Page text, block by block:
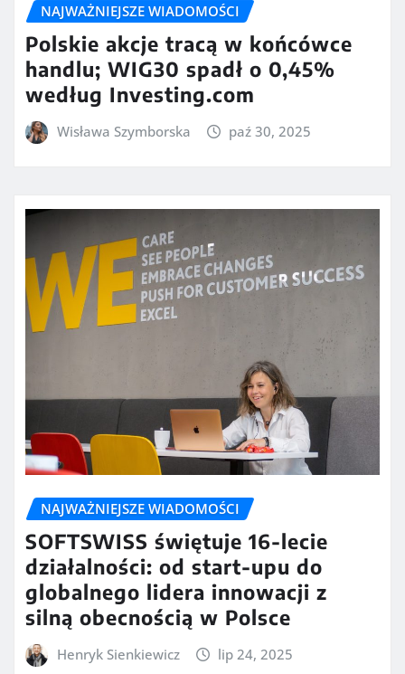
NAJWAŻNIEJSZE WIADOMOŚCI
Polskie akcje tracą w końcówce
handlu; WIG30 spadł o 0,45%
według Investing.com
Wisława Szymborska paź 30, 2025
NAJWAŻNIEJSZE WIADOMOŚCI
SOFTSWISS świętuje 16-lecie
działalności: od start-upu do
globalnego lidera innowacji z
silną obecnością w Polsce
Henryk Sienkiewicz lip 24, 2025